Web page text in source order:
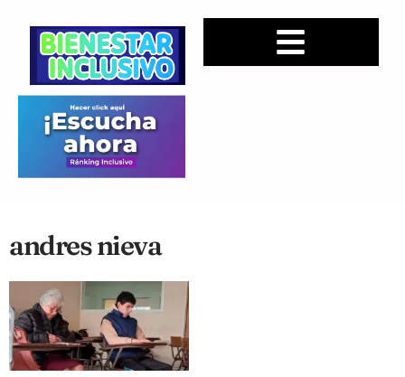
andres nieva